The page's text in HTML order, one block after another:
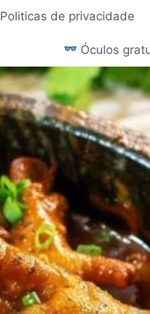
Politicas de privacidade
Óculos